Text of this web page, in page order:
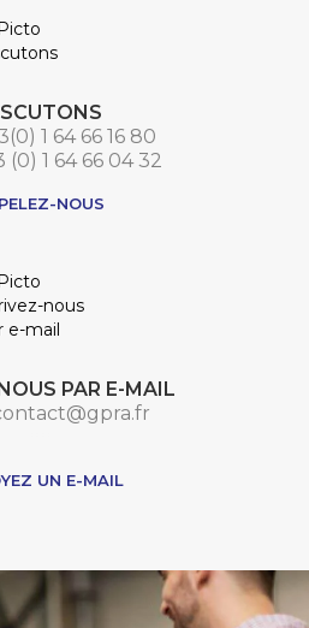
1 64 66 16 80
(0) 1 64 66 04 32
NOUS
PAR E-MAIL
UN E-MAIL